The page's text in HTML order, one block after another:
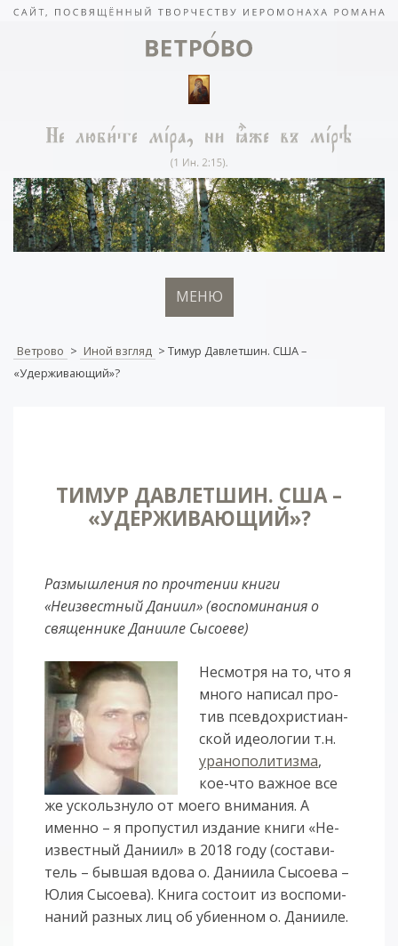
МЕНЮ
Ветрово > Иной взгляд > Тимур Давлетшин. США –
«Удерживающий»?
ТИМУР ДАВЛЕТШИН. США –
«УДЕРЖИВАЮЩИЙ»?
Размышления по прочтении книги
«Неизвестный Даниил» (воспоминания о
священнике Данииле Сысоеве)
Не­смот­ря на то, что я
мно­го на­пи­сал про­
тив псевдо­хри­сти­ан­
ской идео­ло­гии т.н.
ура­но­по­ли­тиз­ма,
кое-что важ­ное все
же ускольз­ну­ло от мо­е­го вни­ма­ния. А
имен­но – я про­пу­стил из­да­ние кни­ги «Не­
из­вест­ный Да­ни­ил» в 2018 го­ду (со­ста­ви­
тель – быв­шая вдо­ва о. Да­ни­и­ла Сы­со­е­ва –
Юлия Сы­со­е­ва). Кни­га со­сто­ит из вос­по­ми­
на­ний раз­ных лиц об уби­ен­ном о. Да­ни­и­ле.